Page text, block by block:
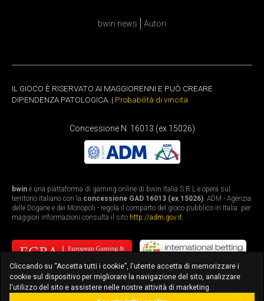
bwin news Autori
IL GIOCO È RISERVATO AI MAGGIORENNI E PUÒ CREARE
DIPENDENZA PATOLOGICA. | Probabilità di vincita
Concessione N. 16013 (ex 15026)
bwin è una piattaforma di gaming online di bwin Italia S.R.L e opera sul
territorio italiano con la concessione GAD 16013 (ex 15026). ADM - Agenzia
delle Dogane e dei Monopoli - regola il comparto del gioco pubblico in Italia: per
maggiori informazioni consulta il sito http://adm.gov.it
Cliccando su “Accetta tutti i cookie”, l'utente accetta di memorizzare i
cookie sul dispositivo per migliorare la navigazione del sito, analizzare
l'utilizzo del sito e assistere nelle nostre attività di marketing.